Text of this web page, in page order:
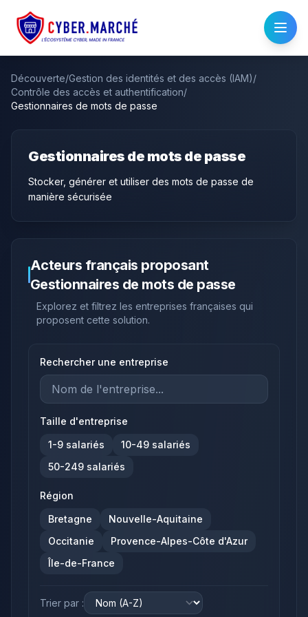
Découverte/Gestion des identités et des accès (IAM)/
Contrôle des accès et authentification/
Gestionnaires de mots de passe
Gestionnaires de mots de passe
Stocker, générer et utiliser des mots de passe de
manière sécurisée
Acteurs français proposant
Gestionnaires de mots de passe
Explorez et filtrez les entreprises françaises qui
proposent cette solution.
Rechercher une entreprise
Taille d'entreprise
1-9 salariés 10-49 salariés
50-249 salariés
Région
Bretagne
Nouvelle-Aquitaine
Occitanie
Provence-Alpes-Côte d'Azur
Île-de-France
Trier par :